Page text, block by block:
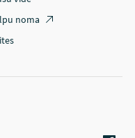
noma